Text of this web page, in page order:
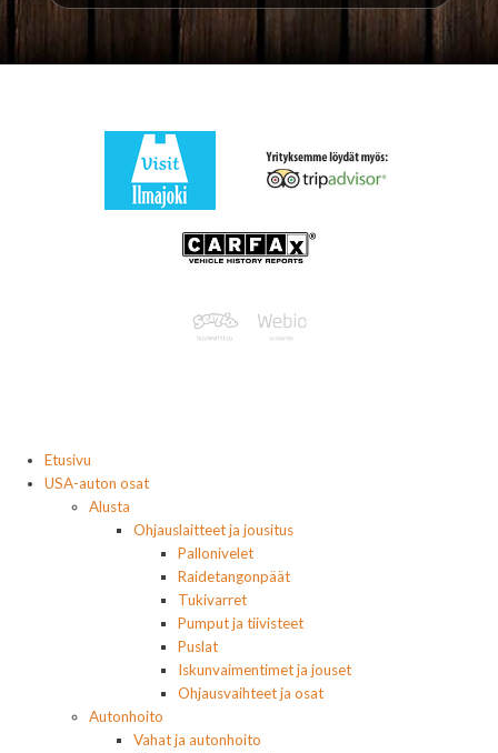
Etusivu
USA-auton osat
Alusta
Ohjauslaitteet ja jousitus
Pallonivelet
Raidetangonpäät
Tukivarret
Pumput ja tiivisteet
Puslat
Iskunvaimentimet ja jouset
Ohjausvaihteet ja osat
Autonhoito
Vahat ja autonhoito